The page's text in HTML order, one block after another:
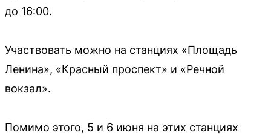
до 16:00.
Участвовать можно на станциях «Площадь
Ленина», «Красный проспект» и «Речной
вокзал».
Помимо этого, 5 и 6 июня на этих станциях